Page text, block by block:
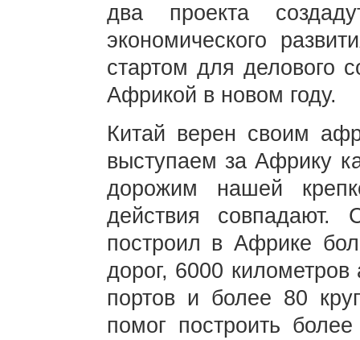
два проекта
экономического
стартом для делового
Африкой в новом году.
Китай верен своим
выступаем за Африку
дорожим нашей
действия
построил в Африке
дорог, 6000
портов и более 80
помог построить